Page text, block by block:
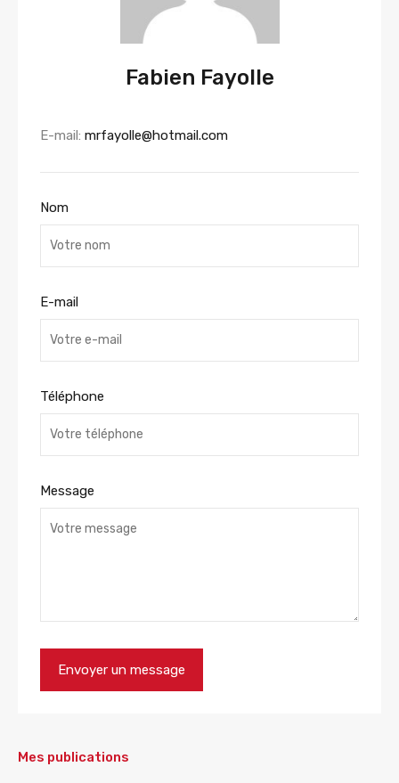
Fabien Fayolle
E-mail: mrfayolle@hotmail.com
Nom
E-mail
Téléphone
Message
Mes publications